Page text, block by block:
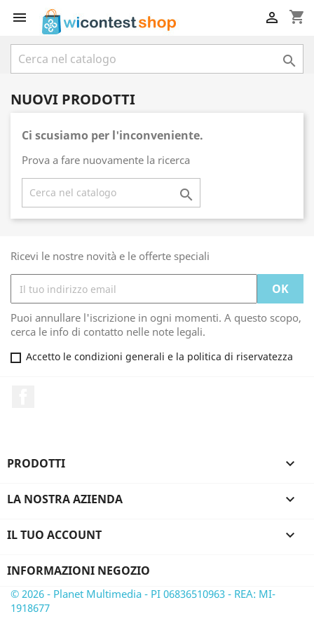
 shopping_cart


NUOVI PRODOTTI
Ci scusiamo per l'inconveniente.
Prova a fare nuovamente la ricerca

Ricevi le nostre novità e le offerte speciali
Puoi annullare l'iscrizione in ogni momenti. A questo scopo,
cerca le info di contatto nelle note legali.
Accetto le condizioni generali e la politica di riservatezza
PRODOTTI 
LA NOSTRA AZIENDA 
IL TUO ACCOUNT 
INFORMAZIONI NEGOZIO
© 2026 - Planet Multimedia - PI 06836510963 - REA: MI-
1918677